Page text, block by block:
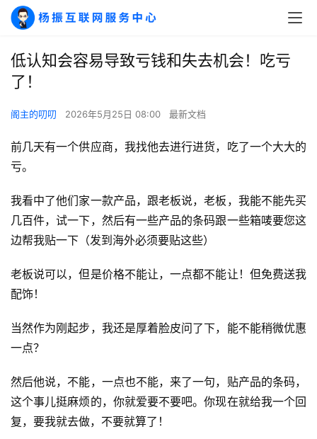
低认知会容易导致亏钱和失去机会！吃亏
了！
阁主的叨叨 2026年5月25日 08:00 最新文档
前几天有一个供应商，我找他去进行进货，吃了一个大大的
亏。
我看中了他们家一款产品，跟老板说，老板，我能不能先买
几百件，试一下，然后有一些产品的条码跟一些箱唛要您这
边帮我贴一下（发到海外必须要贴这些）
老板说可以，但是价格不能让，一点都不能让！但免费送我
配饰！
当然作为刚起步，我还是厚着脸皮问了下，能不能稍微优惠
一点？
然后他说，不能，一点也不能，来了一句，贴产品的条码，
这个事儿挺麻烦的，你就爱要不要吧。你现在就给我一个回
复，要我就去做，不要就算了！